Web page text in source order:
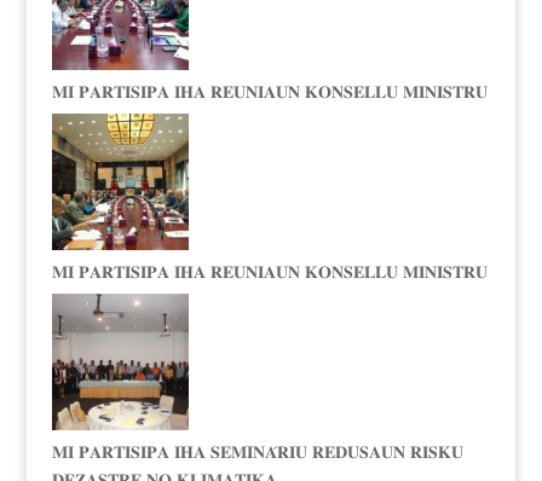
𝐌𝐈 𝐏𝐀𝐑𝐓𝐈𝐒𝐈𝐏𝐀 𝐈𝐇𝐀 𝐑𝐄𝐔𝐍𝐈𝐀𝐔𝐍 𝐊𝐎𝐍𝐒𝐄𝐋𝐋𝐔 𝐌𝐈𝐍𝐈𝐒𝐓𝐑𝐔
𝐌𝐈 𝐏𝐀𝐑𝐓𝐈𝐒𝐈𝐏𝐀 𝐈𝐇𝐀 𝐑𝐄𝐔𝐍𝐈𝐀𝐔𝐍 𝐊𝐎𝐍𝐒𝐄𝐋𝐋𝐔 𝐌𝐈𝐍𝐈𝐒𝐓𝐑𝐔
𝐌𝐈 𝐏𝐀𝐑𝐓𝐈𝐒𝐈𝐏𝐀 𝐈𝐇𝐀 𝐒𝐄𝐌𝐈𝐍𝐀́𝐑𝐈𝐔 𝐑𝐄𝐃𝐔𝐒𝐀𝐔𝐍 𝐑𝐈𝐒𝐊𝐔